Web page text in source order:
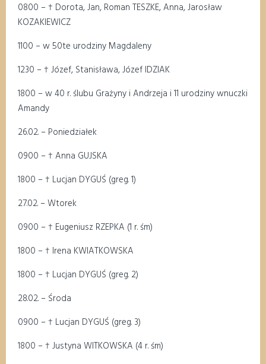
0800 –† Dorota, Jan, Roman TESZKE, Anna, Jarosław
KOZAKIEWICZ
1100 –w 50te urodziny Magdaleny
1230 –† Józef, Stanisława, Józef IDZIAK
1800 –w 40 r. ślubu Grażyny i Andrzeja i 11 urodziny wnuczki
Amandy
26.02. – Poniedziałek
0900 –† Anna GUJSKA
1800 –† Lucjan DYGUŚ (greg. 1)
27.02. – Wtorek
0900 –† Eugeniusz RZEPKA (1 r. śm)
1800 –† Irena KWIATKOWSKA
1800 –† Lucjan DYGUŚ (greg. 2)
28.02. – Środa
0900 –† Lucjan DYGUŚ (greg. 3)
1800 –† Justyna WITKOWSKA (4 r. śm)